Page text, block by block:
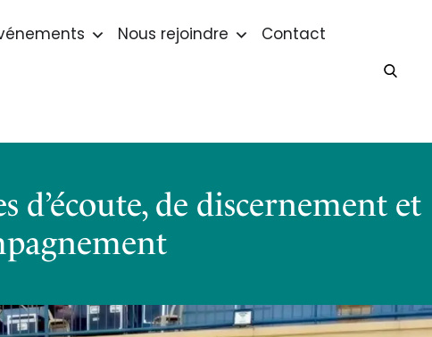
Nous rejoindre Contact
d’écoute, de discernement et